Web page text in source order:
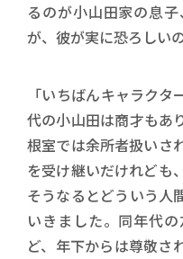
るのが小山田家の息
が、彼が実に恐ろしいの
「いちばんキャラク
代の小山田は商才もあ
根室では余所者扱いさ
を受け継いだけれども
そうなるとどういう人
いきました。同年代
ど、年下からは尊敬さ